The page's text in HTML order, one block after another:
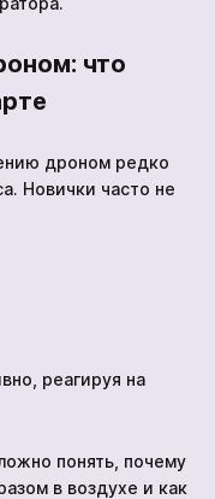
что
дроном редко
Новички часто не
реагируя на
понять, почему
в воздухе и как